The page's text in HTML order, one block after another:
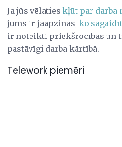
Ja jūs vēlaties kļūt par darba
jums ir jāapzinās, ko sagaidīt
ir noteikti priekšrocības un
pastāvīgi darba kārtībā.
Telework piemēri